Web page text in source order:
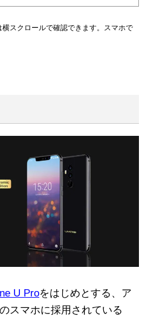
スクロールで確認できます。スマホで
U Proをはじめとする、ア
スマホに採用されている